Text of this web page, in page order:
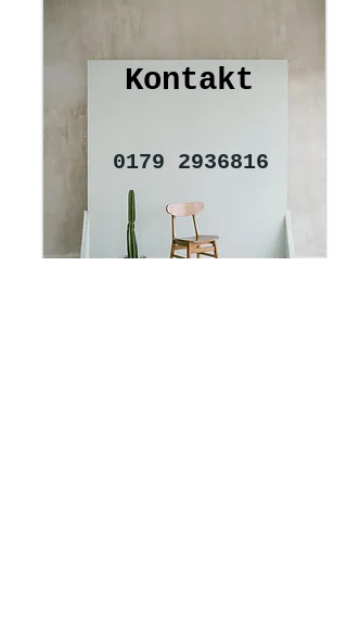
Kontakt
0179 2936816